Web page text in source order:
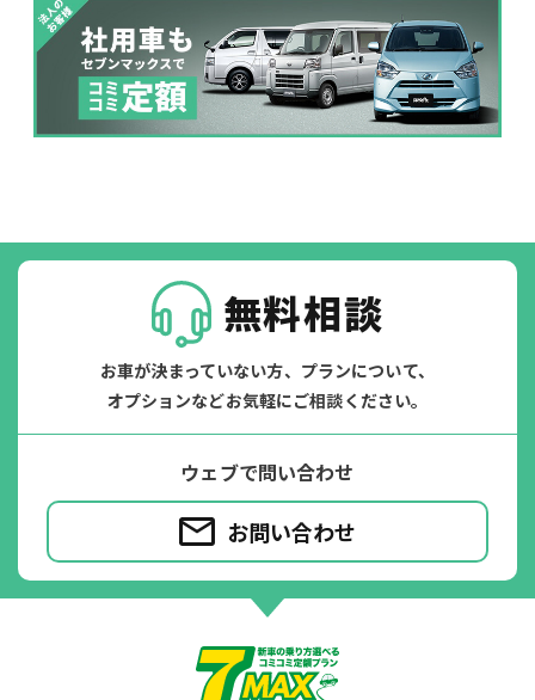
いたずら
※たすカッターをご利用頂く場合、免責金額が１回あたり5,000円
掛かります。
たすカッター３詳細
無料相談
お車が決まっていない方、プランについて、
オプションなどお気軽にご相談ください。
ウェブで問い合わせ
お問い合わせ